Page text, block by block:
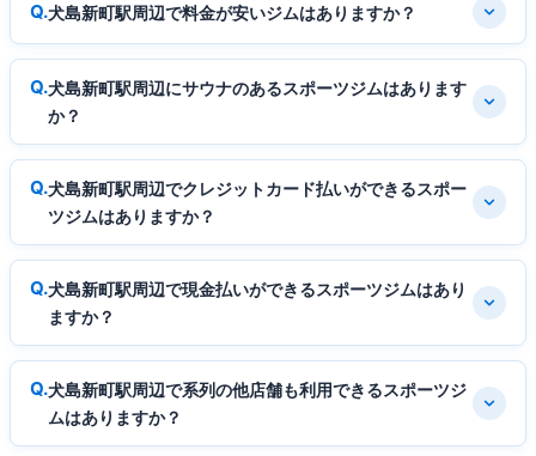
犬島新町駅周辺で料金が安いジムはありますか？
犬島新町駅周辺にサウナのあるスポーツジムはあります
か？
犬島新町駅周辺でクレジットカード払いができるスポー
ツジムはありますか？
犬島新町駅周辺で現金払いができるスポーツジムはあり
ますか？
犬島新町駅周辺で系列の他店舗も利用できるスポーツジ
ムはありますか？